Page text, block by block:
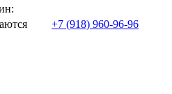
+7 (918) 960-96-96